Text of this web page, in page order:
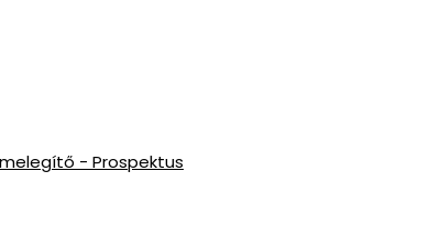
- Prospektus